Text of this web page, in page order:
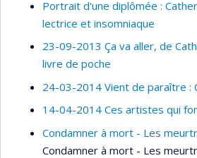
Portrait d'une diplômée :
lectrice et insomniaque
23-09-2013 Ça va aller, de
livre de poche
24-03-2014 Vient de paraître :
14-04-2014 Ces artistes qui
Condamner à mort - Les
Condamner à mort - Les